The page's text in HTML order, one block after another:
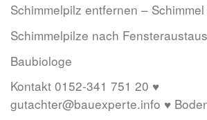
Schimmelpilz entfernen –
Schimmelpilze nach
Baubiologe
Kontakt 0152-341 751 20 ♥
gutachter@bauexperte.info ♥